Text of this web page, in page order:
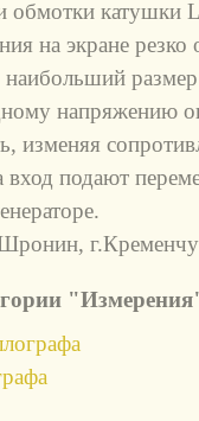
обмотки катушки
на экране
напряжению
изменяя
вход подают